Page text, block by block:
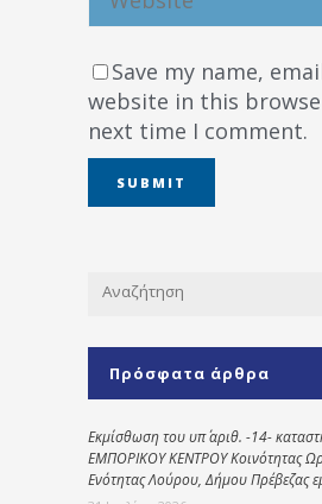
Save my name,
website in this
next time I comment.
Πρόσφατα άρθρα
Εκμίσθωση του υπ΄ αριθ. -14-
ΕΜΠΟΡΙΚΟΥ ΚΕΝΤΡΟΥ Κοινότητας
Ενότητας Λούρου, Δήμου Πρέβεζας